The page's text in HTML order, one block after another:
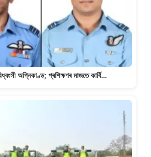
অগ্নিকাণ্ড; প্ৰশিক্ষণৰ মাজতে কাৰ্বি…